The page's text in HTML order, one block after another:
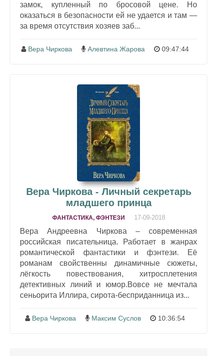
замок, купленный по бросовой цене. Но
оказаться в безопасности ей не удается и там —
за время отсутствия хозяев заб...
Вера Чиркова Алевтина Жарова 09:47:44
Вера Чиркова - Личный секретарь
младшего принца
ФАНТАСТИКА, ФЭНТЕЗИ 17-09-2018
Вера Андреевна Чиркова – современная
российская писательница. Работает в жанрах
романтической фантастики и фэнтези. Её
романам свойственны динамичные сюжеты,
лёгкость повествования, хитросплетения
детективных линий и юмор.Вовсе не мечтала
сеньорита Иллира, сирота-бесприданница из...
Вера Чиркова Максим Суслов 10:36:54